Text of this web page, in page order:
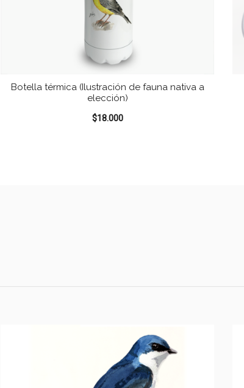
Botella térmica (Ilustración de fauna nativa a
elección)
$18.000